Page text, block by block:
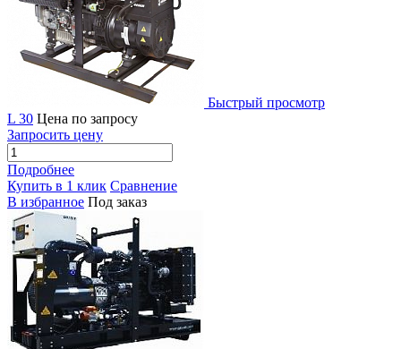
Быстрый просмотр
L 30 Цена по запросу
Запросить цену
Подробнее
Купить в 1 клик Сравнение
В избранное Под заказ